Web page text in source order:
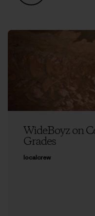
WideBoyz on
Grades
localcrew